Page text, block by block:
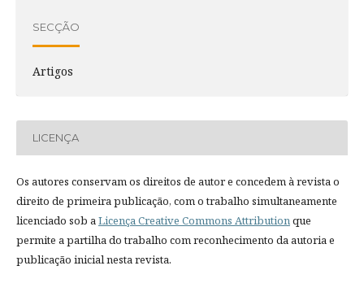
SECÇÃO
Artigos
LICENÇA
Os autores conservam os direitos de autor e concedem à revista o
direito de primeira publicação, com o trabalho simultaneamente
licenciado sob aLicença Creative Commons Attributionque
permite a partilha do trabalho com reconhecimento da autoria e
publicação inicial nesta revista.